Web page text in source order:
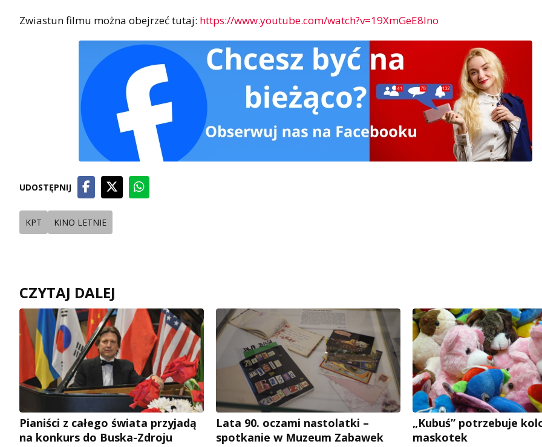
Zwiastun filmu można obejrzeć tutaj: https://www.youtube.com/watch?v=19XmGeE8Ino
UDOSTĘPNIJ
KPT KINO LETNIE
CZYTAJ DALEJ
Pianiści z całego świata przyjadą
na konkurs do Buska-Zdroju
Lata 90. oczami nastolatki –
spotkanie w Muzeum Zabawek
„Kubuś” potrzebuje
maskotek